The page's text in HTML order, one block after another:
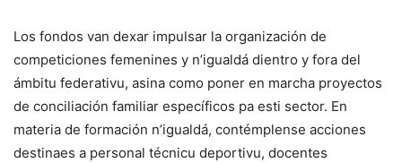
Los fondos van dexar impulsar la organización de
competiciones femenines y n’igualdá dientro y fora del
ámbitu federativu, asina como poner en marcha proyectos
de conciliación familiar específicos pa esti sector. En
materia de formación n’igualdá, contémplense acciones
destinaes a personal técnicu deportivu, docentes